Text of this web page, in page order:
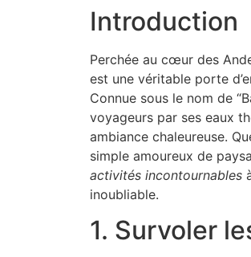
Introduction
Perchée au cœur des
est une véritable porte
Connue sous le nom de
voyageurs par ses eaux
ambiance chaleureuse.
simple amoureux de
activités incontournables
inoubliable.
1. Survoler